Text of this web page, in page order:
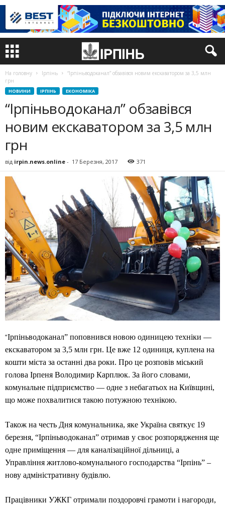
На головну Ірпінь
“Ірпіньводоканал” обзавівся новим екскаватором за 3,5 млн
грн
НОВИНИ ІРПІНЬ ЕКОНОМІКА
“Ірпіньводоканал” обзавівся
новим екскаватором за 3,5 млн
грн
від irpin.news.online - 17 Березня, 2017 371
“Ірпіньводоканал” поповнився новою одиницею техніки —
екскаватором за 3,5 млн грн. Це вже 12 одиниця, куплена на
кошти міста за останні два роки. Про це розповів міський
голова Ірпеня Володимир Карплюк. За його словами,
комунальне підприємство — одне з небагатьох на Київщині,
що може похвалитися такою потужною технікою.
Також на честь Дня комунальника, яке Україна святкує 19
березня, “Ірпіньводоканал” отримав у своє розпорядження ще
одне приміщення — для каналізаційної дільниці, а
Управління житлово-комунального господарства “Ірпінь” –
нову адміністративну будівлю.
Працівники УЖКГ отримали поздоровчі грамоти і нагороди,